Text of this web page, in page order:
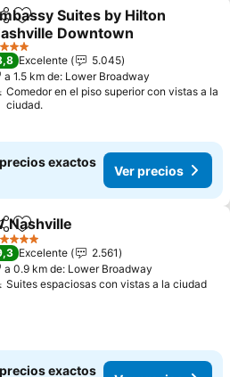
Agregar a favoritos
Suites by Hilton
Downtown
Excelente
5.045
a 1.5 km de: Lower Broadway
Comedor en el piso superior con vistas a la
ciudad.
exactos
Ver precios
Agregar a favoritos
Nashville
Excelente
2.561
a 0.9 km de: Lower Broadway
Suites espaciosas con vistas a la ciudad
exactos